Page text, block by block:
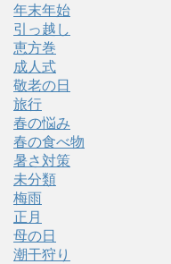
年末年始
引っ越し
恵方巻
成人式
敬老の日
旅行
春の悩み
春の食べ物
暑さ対策
未分類
梅雨
正月
母の日
潮干狩り